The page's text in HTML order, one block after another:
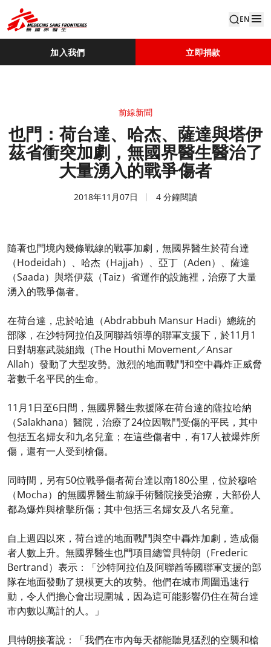
EN
加入我們 立即捐款
前線新聞
也門：荷台達、哈杰、薩達與塔伊
茲省衝突加劇，無國界醫生醫治了
大量湧入的戰爭傷者
2018年11月07日 4 分鐘閱讀
隨著也門境內幾條戰線的戰事加劇，無國界醫生於荷台達
（Hodeidah）、哈杰（Hajjah）、亞丁（Aden）、薩達
（Saada）與塔伊茲（Taiz）省運作的設施裡，治療了大量
湧入的戰爭傷者。
在荷台達，忠於哈迪（Abdrabbuh Mansur Hadi）總統的
部隊，在沙特阿拉伯及阿聯酋領導的聯軍支援下，於11月1
日對胡塞武裝組織（The Houthi Movement／Ansar
Allah）發動了大型攻勢。激烈的地面戰鬥和空中轟炸正威脅
著數千名平民的生命。
11月1日至6日間，無國界醫生救援隊在荷台達的薩拉哈納
（Salakhana）醫院，治療了24位因戰鬥受傷的平民，其中
包括五名婦女和九名兒童；在這些傷者中，有17人被爆炸所
傷，還有一人受到槍傷。
同時間，另有50位戰爭傷者荷台達以南180公里，位於穆哈
（Mocha）的無國界醫生前線手術醫院接受治療，大部份人
都為爆炸與槍擊所傷；其中包括三名婦女及八名兒童。
自上週四以來，荷台達的地面戰鬥與空中轟炸加劇，造成傷
者人數上升。無國界醫生也門項目總管貝特朗（Frederic
Bertrand）表示：「沙特阿拉伯及阿聯酋等國聯軍支援的部
隊在地面發動了規模更大的攻勢。他們在城市周圍迅速行
動，令人們擔心會出現圍城，因為這可能影響仍住在荷台達
市內數以萬計的人。」
貝特朗接著說：「我們在巿內每天都能聽見猛烈的空襲和槍